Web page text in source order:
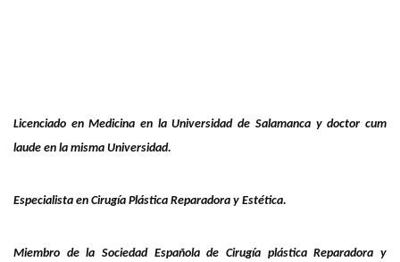
Licenciado en Medicina en la Universidad de Salamanca y doctor cum
laude en la misma Universidad.
Especialista en Cirugía Plástica Reparadora y Estética.
Miembro de la Sociedad Española de Cirugía plástica Reparadora y